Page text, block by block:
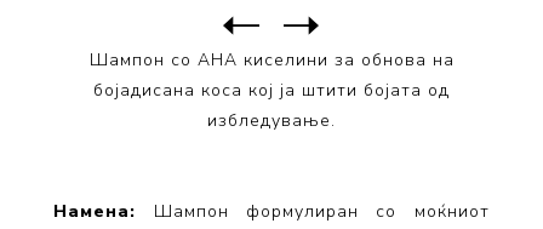
Шампон со AHA киселини за обнова на
бојадисана коса кој ја штити бојата од
избледување.
Намена: Шампон формулиран со моќниот